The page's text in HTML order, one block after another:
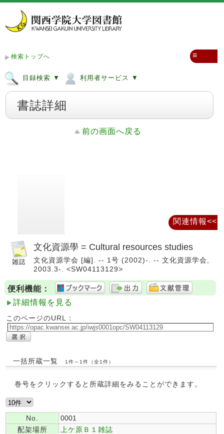
検索トップへ
目録検索 ▼ 利用者サービス ▼
≡
書誌詳細
前の画面へ戻る
文化資源學 = Cultural resources studies
文化資源学会 [編]. -- 1号 (2002)-. -- 文化資源学会,
2003.3-. <SW04113129>
便利機能：
詳細情報を見る
このページのURL：
一括所蔵一覧 1件～1件（全1件）
巻号をクリックすると所蔵詳細をみることができます。
No.
0001
配架場所
上ケ原Ｂ１雑誌
関連情報<<